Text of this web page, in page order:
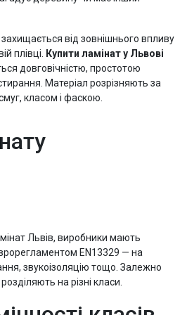
від зовнішнього впливу
плівці.
Купити ламінат у Львові
довговічністю, простотою
Матеріал розрізняють за
класом і фаскою.
Львів, виробники мають
ЕN13329 — на
звукоізоляцію тощо. Залежно
на різні класи.